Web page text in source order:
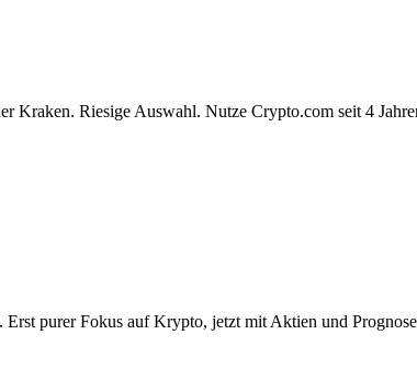
Kraken. Riesige Auswahl. Nutze Crypto.com seit 4
Erst purer Fokus auf Krypto, jetzt mit Aktien und